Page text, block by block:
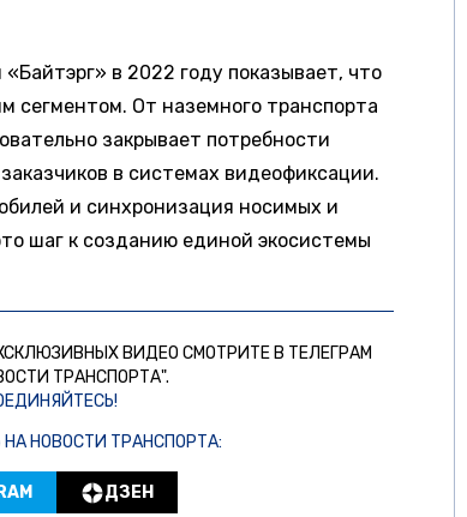
в 2022 году показывает, что
сегментом. От наземного транспорта
закрывает потребности
в системах видеофиксации.
и синхронизация носимых и
шаг к созданию единой экосистемы
ВИДЕО СМОТРИТЕ В ТЕЛЕГРАМ
ТРАНСПОРТА".
НОВОСТИ ТРАНСПОРТА:
ДЗЕН